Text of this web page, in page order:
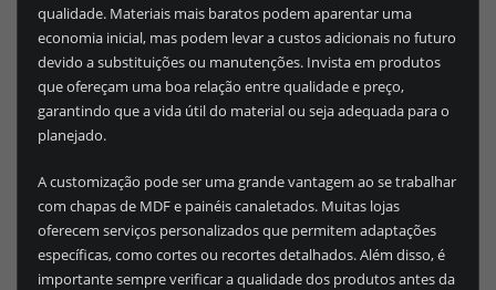
qualidade. Materiais mais baratos podem aparentar uma
economia inicial, mas podem levar a custos adicionais no futuro
devido a substituições ou manutenções. Invista em produtos
que ofereçam uma boa relação entre qualidade e preço,
garantindo que a vida útil do material ou seja adequada para o
planejado.
A customização pode ser uma grande vantagem ao se trabalhar
com chapas de MDF e painéis canaletados. Muitas lojas
oferecem serviços personalizados que permitem adaptações
específicas, como cortes ou recortes detalhados. Além disso, é
importante sempre verificar a qualidade dos produtos antes da